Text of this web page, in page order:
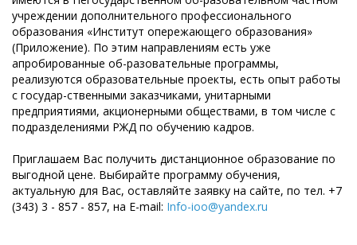
учреждении дополнительного профессионального
образования «Институт опережающего образования»
(Приложение). По этим направлениям есть уже
апробированные об-разовательные программы,
реализуются образовательные проекты, есть опыт работы
с государ-ственными заказчиками, унитарными
предприятиями, акционерными обществами, в том числе с
подразделениями РЖД по обучению кадров.
Приглашаем Вас получить дистанционное образование по
выгодной цене. Выбирайте программу обучения,
актуальную для Вас, оставляйте заявку на сайте, по тел. +7
(343) 3 - 857 - 857, на E-mail: Info-ioo@yandex.ru